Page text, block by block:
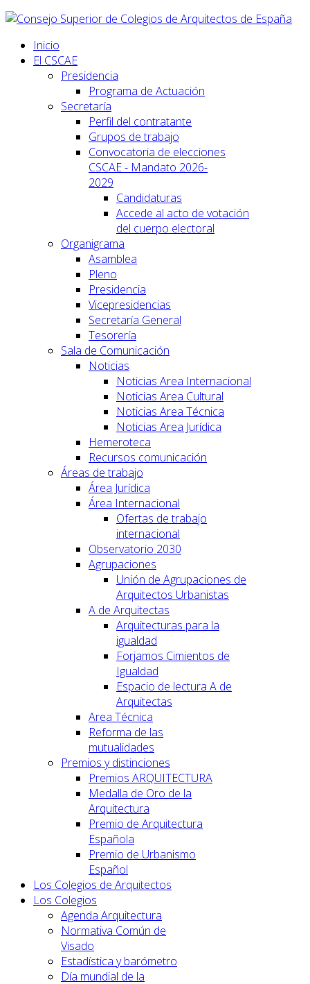
Inicio
El CSCAE
Presidencia
Programa de Actuación
Secretaría
Perfil del contratante
Grupos de trabajo
Convocatoria de elecciones
CSCAE - Mandato 2026-
2029
Candidaturas
Accede al acto de votación
del cuerpo electoral
Organigrama
Asamblea
Pleno
Presidencia
Vicepresidencias
Secretaría General
Tesorería
Sala de Comunicación
Noticias
Noticias Area Internacional
Noticias Area Cultural
Noticias Area Técnica
Noticias Area Jurídica
Hemeroteca
Recursos comunicación
Áreas de trabajo
Área Jurídica
Área Internacional
Ofertas de trabajo
internacional
Observatorio 2030
Agrupaciones
Unión de Agrupaciones de
Arquitectos Urbanistas
A de Arquitectas
Arquitecturas para la
igualdad
Forjamos Cimientos de
Igualdad
Espacio de lectura A de
Arquitectas
Area Técnica
Reforma de las
mutualidades
Premios y distinciones
Premios ARQUITECTURA
Medalla de Oro de la
Arquitectura
Premio de Arquitectura
Española
Premio de Urbanismo
Español
Los Colegios de Arquitectos
Los Colegios
Agenda Arquitectura
Normativa Común de
Visado
Estadística y barómetro
Día mundial de la